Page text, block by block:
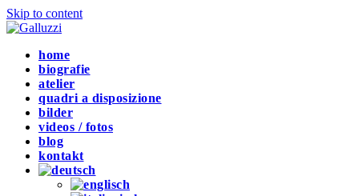
Skip to content
home
biografie
atelier
quadri a disposizione
bilder
videos / fotos
blog
kontakt